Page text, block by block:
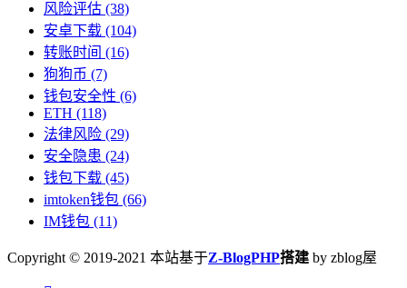
风险评估 (38)
安卓下载 (104)
转账时间 (16)
狗狗币 (7)
钱包安全性 (6)
ETH (118)
法律风险 (29)
安全隐患 (24)
钱包下载 (45)
imtoken钱包 (66)
IM钱包 (11)
Copyright © 2019-2021 本站基于Z-BlogPHP搭建 by zblog屋